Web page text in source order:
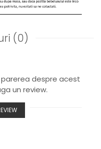
(0)
despre acest
un review.